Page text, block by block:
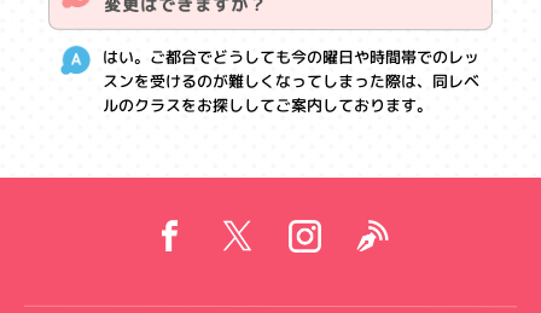
はい。ご都合でどうしても今の曜日や時間帯でのレッ
スンを受けるのが難しくなってしまった際は、同レベ
ルのクラスをお探ししてご案内しております。